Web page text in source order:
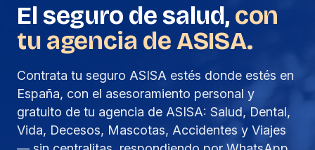
El seguro de salud, con
tu agencia de ASISA.
Contrata tu seguro ASISA estés donde estés en
España, con el asesoramiento personal y
gratuito de tu agencia de ASISA: Salud, Dental,
Vida, Decesos, Mascotas, Accidentes y Viajes